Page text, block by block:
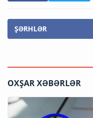
ŞƏRHLƏR
OXŞAR XƏBƏRLƏR